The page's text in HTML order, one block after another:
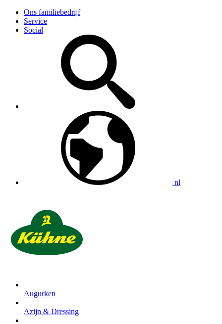
Ons familiebedrijf
Service
Social
nl
Augurken
Azijn & Dressing